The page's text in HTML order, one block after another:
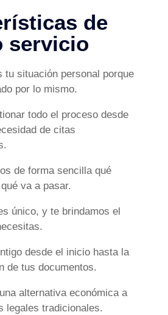
de
servicio
tu situación personal porque
por lo mismo.
todo el proceso desde
de citas
de forma sencilla qué
va a pasar.
único, y te brindamos el
desde el inicio hasta la
de tus documentos.
alternativa económica a
legales tradicionales.